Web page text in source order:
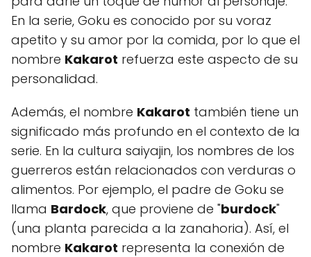
En la serie, Goku es conocido por su voraz
apetito y su amor por la comida, por lo que el
nombre Kakarot refuerza este aspecto de su
personalidad.
Además, el nombre Kakarot también tiene un
significado más profundo en el contexto de la
serie. En la cultura saiyajin, los nombres de los
guerreros están relacionados con verduras o
alimentos. Por ejemplo, el padre de Goku se
llama Bardock, que proviene de "burdock"
(una planta parecida a la zanahoria). Así, el
nombre Kakarot representa la conexión de